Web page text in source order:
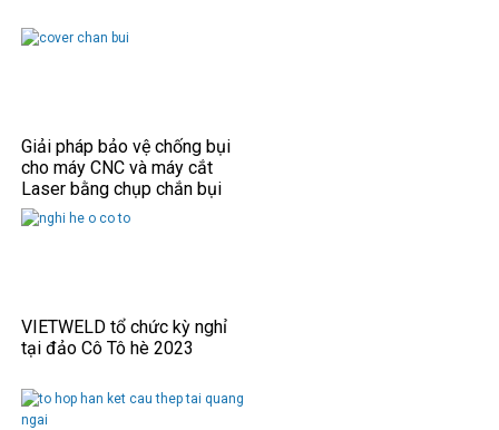
Giải pháp bảo vệ chống bụi
cho máy CNC và máy cắt
Laser bằng chụp chắn bụi
VIETWELD tổ chức kỳ nghỉ
tại đảo Cô Tô hè 2023